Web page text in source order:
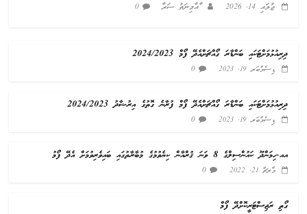
ޖުލައި 14, 2026 ާއާމިނަތު ސަރާ 0
ދިރިއުޅުމަށްޓަކައި ބަންޑާރަ ގޯއްޗަށްއެދޭ ފޯމް 2024/2023
ޑިސެމްބަރ 19, 2023 0
ދިރިއުޅުމަށްޓަކައި ބަންޑާރަ ގޯއްޗަށްއެދޭ ފޯމް ފުރާނެ ގޮތުގެ އިރުޝާދު 2024/2023
ޑިސެމްބަރ 19, 2023 0
އއ.ހިމަންދޫ ކައުންސިލްގެ 8 ވަނަ ޤުރްއާން ކިޔެވުމުގެ މުބާރާތުގައި ބައިވެރިވުމަށް އެދޭ ފޯމު
މާރޗް 21, 2022 0
ގޯތި ރަޖިސްޓަރީކޮށްދޭ ފޯމް